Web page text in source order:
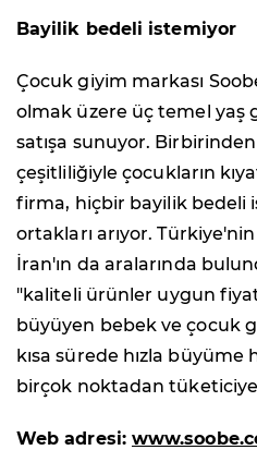
Bayilik bedeli istemiyor
Çocuk giyim markası
olmak üzere üç temel yaş
satışa sunuyor.
çeşitliliğiyle çocukların
firma, hiçbir bayilik bedeli
ortakları arıyor. Türkiye'nin
İran'ın da aralarında
"kaliteli ürünler uygun
büyüyen bebek ve çocuk
kısa sürede hızla
birçok noktadan tüketiciye
Web adresi: